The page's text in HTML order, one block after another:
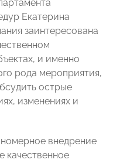
Екатерина
заинтересована
и именно
рода мероприятия,
острые
изменениях и
внедрение
качественное